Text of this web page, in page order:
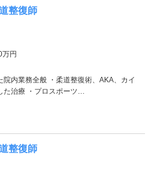
整復師
万円
院内業務全般 ・柔道整復術、AKA、カイ
た治療 ・プロスポーツ…
整復師